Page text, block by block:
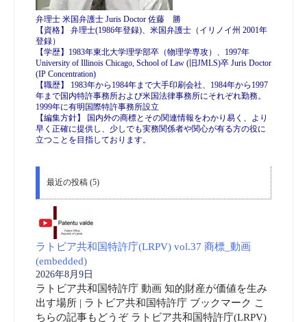
弁理士 米国弁護士 Juris Doctor 佐藤 勝
【資格】 弁理士(1986年登録)、米国弁護士（イリノイ州 2001年
登録）
【学歴】1983年東北大学理学部卒（物理学専攻）、1997年
University of Illinois Chicago, School of Law (旧JMLS)卒 Juris Doctor
(IP Concentration)
【職歴】 1983年から1984年まで大手印刷会社、1984年から1997
年まで国内特許事務所および米国法律事務所にそれぞれ勤務。
1999年に有明国際特許事務所設立
【編集方針】 国内外の商標とその関連情報をわかり易く、より
早く正確に提供し、少しでも実務関係者や関心が有る方の役に
立つことを目指しております。
最近の投稿 (5)
ラトビア共和国特許庁(LRPV) vol.37 商標_動画
(embedded)
2026年8月9日
ラトビア共和国特許庁 動画 知的財産が価値を生み
出す場所 | ラトビア共和国特許庁 ブックマーク こ
ちらの記事もどうぞ ラトビア共和国特許庁(LRPV)